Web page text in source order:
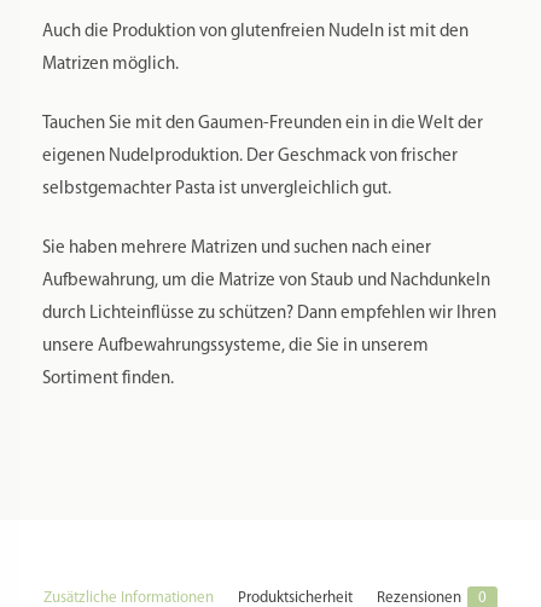
Auch die Produktion von glutenfreien Nudeln ist mit den
Matrizen möglich.
Tauchen Sie mit den Gaumen-Freunden ein in die Welt der
eigenen Nudelproduktion. Der Geschmack von frischer
selbstgemachter Pasta ist unvergleichlich gut.
Sie haben mehrere Matrizen und suchen nach einer
Aufbewahrung, um die Matrize von Staub und Nachdunkeln
durch Lichteinflüsse zu schützen? Dann empfehlen wir Ihren
unsere Aufbewahrungssysteme, die Sie in unserem
Sortiment finden.
Zusätzliche Informationen Produktsicherheit Rezensionen 0